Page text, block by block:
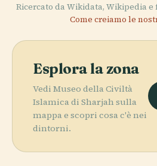
Ricercato da Wikidata, Wikipedia e
Come creiamo le
Esplora la zona
Vedi Museo della Civiltà
Islamica di Sharjah sulla
mappa e scopri cosa c'è nei
dintorni.